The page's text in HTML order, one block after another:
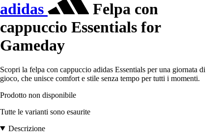
adidas
Felpa con
cappuccio Essentials for
Gameday
Scopri la felpa con cappuccio adidas Essentials per una giornata di
gioco, che unisce comfort e stile senza tempo per tutti i momenti.
Prodotto non disponibile
Tutte le varianti sono esaurite
Descrizione